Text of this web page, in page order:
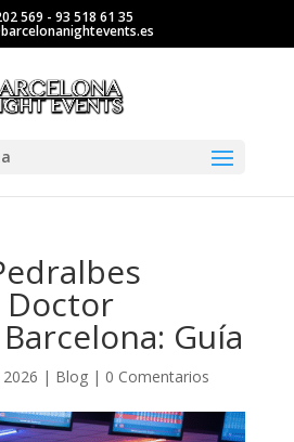
569 - 93 518 61 35
Doctor
Guía
| Blog| 0 Comentarios